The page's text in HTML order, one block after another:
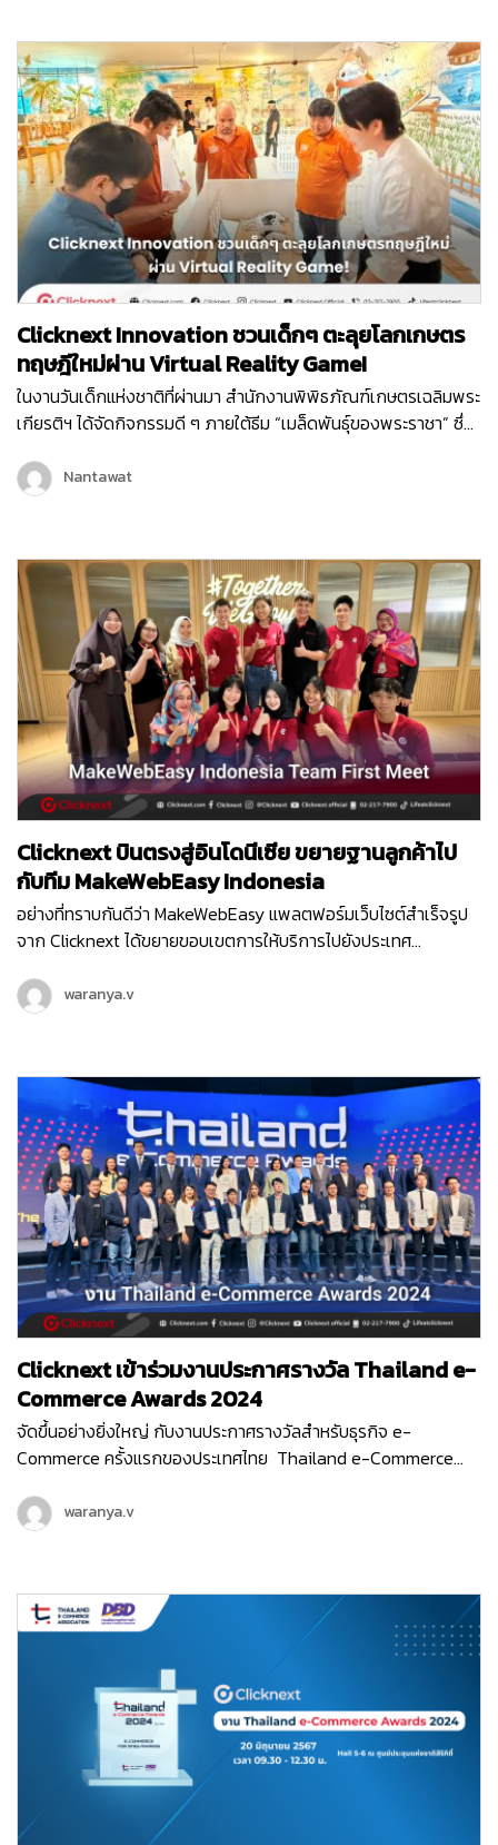
Clicknext Innovation ชวนเด็กๆ ตะลุยโลกเกษตร
ทฤษฎีใหม่ผ่าน Virtual Reality Game!
ในงานวันเด็กแห่งชาติที่ผ่านมา สำนักงานพิพิธภัณฑ์เกษตรเฉลิมพระ
เกียรติฯ ได้จัดกิจกรรมดี ๆ ภายใต้ธีม “เมล็ดพันธุ์ของพระราชา” ซึ่ง
เด็ก ๆ และเยาวชน หนึ่งในกิจกรรมที่ได้รับความสนใจจากเด็ก ๆ
ภายในงานก็คือ Virtual Reality Game “1 ไร่ พึ่งตนเอง”…
Nantawat
Clicknext บินตรงสู่อินโดนีเซีย ขยายฐานลูกค้าไป
กับทีม MakeWebEasy Indonesia
อย่างที่ทราบกันดีว่า MakeWebEasy แพลตฟอร์มเว็บไซต์สำเร็จรูป
จาก Clicknext ได้ขยายขอบเขตการให้บริการไปยังประเทศ
และการลงทุนดาวเด่นของ South East Asia ตั้งแต่เดือนกุมภาพันธ์
ปี 2564 จนปัจจุบันเข้าปีที่ 3 ทีม MakeWebEasy Indonesia ของเรา
15,000…
waranya.v
Clicknext เข้าร่วมงานประกาศรางวัล Thailand e-
Commerce Awards 2024
จัดขึ้นอย่างยิ่งใหญ่ กับงานประกาศรางวัลสำหรับธุรกิจ e-
Commerce ครั้งแรกของประเทศไทย Thailand e-Commerce
5-6 ชั้น LG ศูนย์ประชุมแห่งชาติสิริกิติ์ เริ่มต้นงานด้วยกิจกรรม
เสวนา…
waranya.v